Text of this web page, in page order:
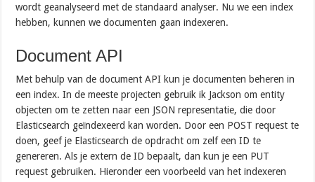
wordt geanalyseerd met de standaard analyser. Nu we een index
hebben, kunnen we documenten gaan indexeren.
Document API
Met behulp van de document API kun je documenten beheren in
een index. In de meeste projecten gebruik ik Jackson om entity
objecten om te zetten naar een JSON representatie, die door
Elasticsearch geïndexeerd kan worden. Door een POST request te
doen, geef je Elasticsearch de opdracht om zelf een ID te
genereren. Als je extern de ID bepaalt, dan kun je een PUT
request gebruiken. Hieronder een voorbeeld van het indexeren